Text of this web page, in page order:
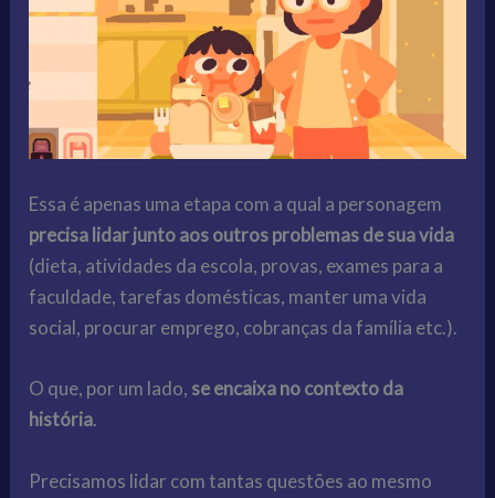
Essa é apenas uma etapa com a qual a personagem
precisa lidar junto aos outros problemas de sua vida
(dieta, atividades da escola, provas, exames para a
faculdade, tarefas domésticas, manter uma vida
social, procurar emprego, cobranças da família etc.).
O que, por um lado, se encaixa no contexto da
história.
Precisamos lidar com tantas questões ao mesmo